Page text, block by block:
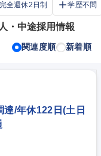
完全週休2日制 学歴不問
・中途採用情報
関連度順 新着順
達/年休122日(土日